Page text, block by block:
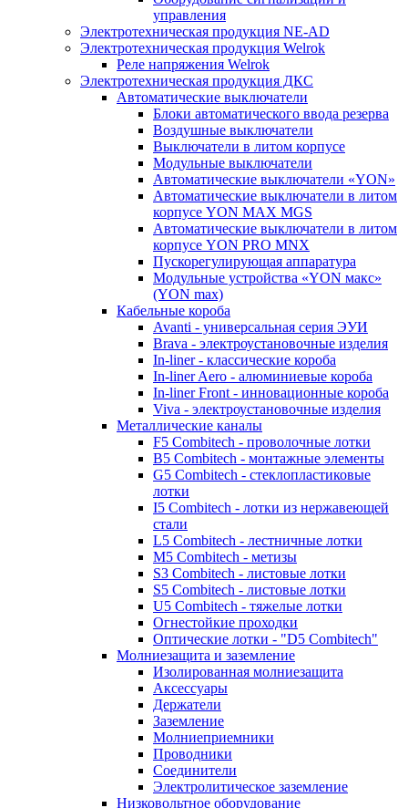
управления
Электротехническая продукция NE-AD
Электротехническая продукция Welrok
Реле напряжения Welrok
Электротехническая продукция ДКС
Автоматические выключатели
Блоки автоматического ввода резерва
Воздушные выключатели
Выключатели в литом корпусе
Модульные выключатели
Автоматические выключатели «YON»
Автоматические выключатели в литом
корпусе YON MAX MGS
Автоматические выключатели в литом
корпусе YON PRO MNX
Пускорегулирующая аппаратура
Модульные устройства «YON макс»
(YON max)
Кабельные короба
Avanti - универсальная серия ЭУИ
Brava - электроустановочные изделия
In-liner - классические короба
In-liner Aero - алюминиевые короба
In-liner Front - инновационные короба
Viva - электроустановочные изделия
Металлические каналы
F5 Combitech - проволочные лотки
B5 Combitech - монтажные элементы
G5 Combitech - стеклопластиковые
лотки
I5 Combitech - лотки из нержавеющей
стали
L5 Combitech - лестничные лотки
M5 Combitech - метизы
S3 Combitech - листовые лотки
S5 Combitech - листовые лотки
U5 Combitech - тяжелые лотки
Огнестойкие проходки
Оптические лотки - "D5 Combitech"
Молниезащита и заземление
Изолированная молниезащита
Аксессуары
Держатели
Заземление
Молниеприемники
Проводники
Соединители
Электролитическое заземление
Низковольтное оборудование